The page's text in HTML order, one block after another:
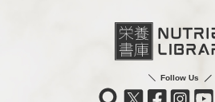
Follow Us